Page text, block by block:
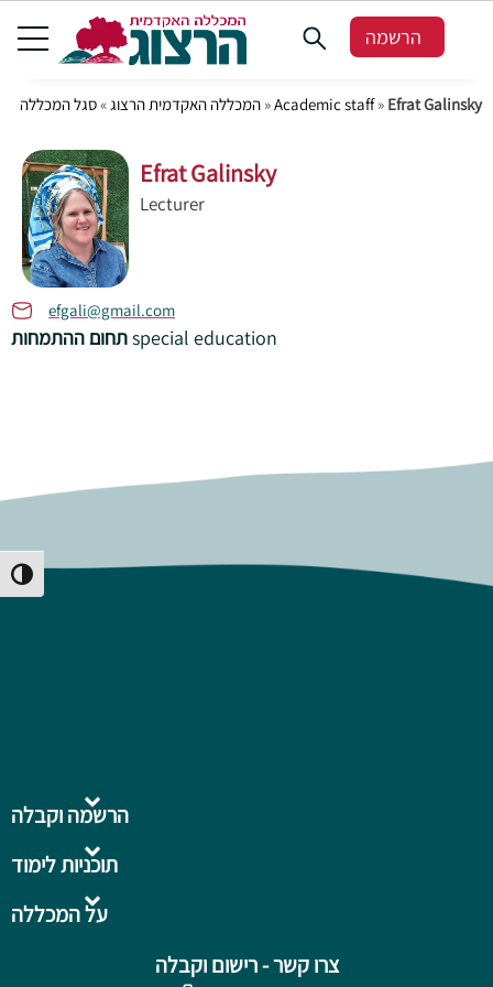
Toggle High Contrast
הרשמה
המכללה האקדמית הרצוג »סגל המכללה »Academic staff» Efrat Galinsky
Efrat Galinsky
Lecturer
efgali@gmail.com
special education
צרו קשר - רישום וקבלה
על המכללה
תוכניות לימוד
הרשמה וקבלה